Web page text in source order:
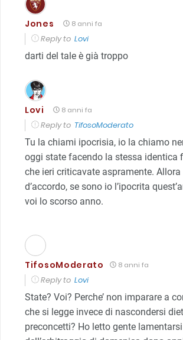
Jones 8 anni fa
Reply to Lovi
darti del tale è già troppo
Lovi 8 anni fa
Reply to TifosoModerato
Tu la chiami ipocrisia, io la chiamo
oggi state facendo la stessa identica
che ieri criticavate aspramente.
d’accordo, se sono io l’ipocrita
voi lo scorso anno.
TifosoModerato 8 anni fa
Reply to Lovi
State? Voi? Perche’ non imparare a
che si legge invece di nascondersi
preconcetti? Ho letto gente